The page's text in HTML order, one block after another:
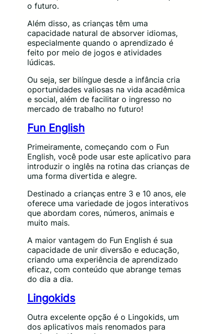
o futuro.
Além disso, as crianças têm uma
capacidade natural de absorver idiomas,
especialmente quando o aprendizado é
feito por meio de jogos e atividades
lúdicas.
Ou seja, ser bilíngue desde a infância cria
oportunidades valiosas na vida acadêmica
e social, além de facilitar o ingresso no
mercado de trabalho no futuro!
Fun English
Primeiramente, começando com o Fun
English, você pode usar este aplicativo para
introduzir o inglês na rotina das crianças de
uma forma divertida e alegre.
Destinado a crianças entre 3 e 10 anos, ele
oferece uma variedade de jogos interativos
que abordam cores, números, animais e
muito mais.
A maior vantagem do Fun English é sua
capacidade de unir diversão e educação,
criando uma experiência de aprendizado
eficaz, com conteúdo que abrange temas
do dia a dia.
Lingokids
Outra excelente opção é o Lingokids, um
dos aplicativos mais renomados para